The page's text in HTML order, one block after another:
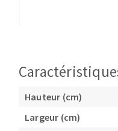
Hauteur (cm)
Largeur (cm)